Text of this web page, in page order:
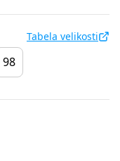
Tabela velikosti
98